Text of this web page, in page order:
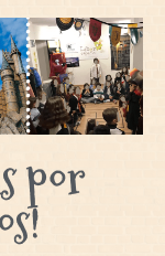
por